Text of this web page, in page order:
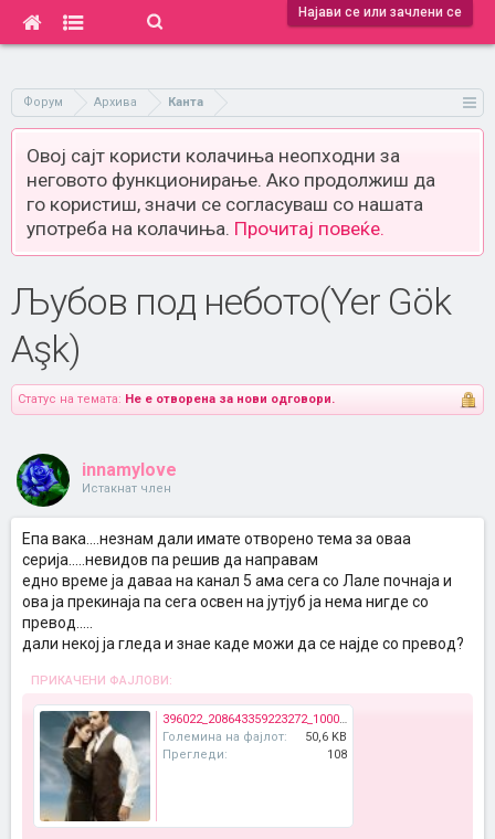
Најави се или зачлени се
Форум Архива Канта
Овој сајт користи колачиња неопходни за
неговото функционирање. Ако продолжиш да
го користиш, значи се согласуваш со нашата
употреба на колачиња. Прочитај повеќе.
Љубов под небото(Yer Gök
Aşk)
Статус на темата: Не е отворена за нови одговори.
innamylove
Истакнат член
Епа вака....незнам дали имате отворено тема за оваа
серија.....невидов па решив да направам
едно време ја даваа на канал 5 ама сега со Лале почнаја и
ова ја прекинаја па сега освен на јутјуб ја нема нигде со
превод.....
дали некој ја гледа и знае каде можи да се најде со превод?
ПРИКАЧЕНИ ФАЈЛОВИ:
396022_208643359223272_100002328276099_432710_2076776785_n.jpg
Големина на фајлот:
50,6 KB
Прегледи:
108